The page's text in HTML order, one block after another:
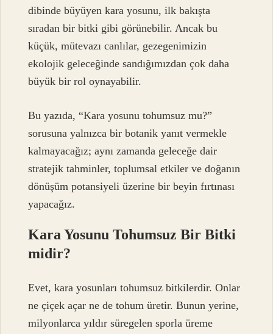
dibinde büyüyen kara yosunu, ilk bakışta
sıradan bir bitki gibi görünebilir. Ancak bu
küçük, mütevazı canlılar, gezegenimizin
ekolojik geleceğinde sandığımızdan çok daha
büyük bir rol oynayabilir.
Bu yazıda, “Kara yosunu tohumsuz mu?”
sorusuna yalnızca bir botanik yanıt vermekle
kalmayacağız; aynı zamanda geleceğe dair
stratejik tahminler, toplumsal etkiler ve doğanın
dönüşüm potansiyeli üzerine bir beyin fırtınası
yapacağız.
Kara Yosunu Tohumsuz Bir Bitki
midir?
Evet, kara yosunları tohumsuz bitkilerdir. Onlar
ne çiçek açar ne de tohum üretir. Bunun yerine,
milyonlarca yıldır süregelen sporla üreme